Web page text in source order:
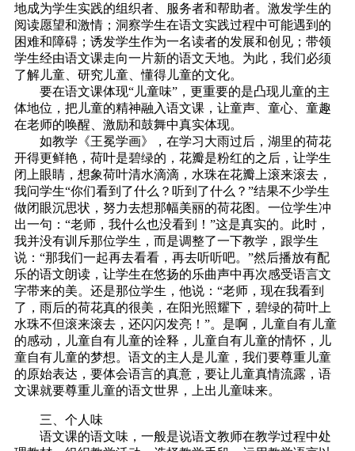
地成为学生实践的组织者、服务者和帮助者。激发学生的
阅读愿望和激情；洞察学生在语文实践过程中可能遇到的
困难和障碍；诱发学生作为一名读者的发展和创见；带领
学生经由语文课走向一片新的语文天地。为此，我们必须
了解儿童、研究儿童、懂得儿童的文化。
要在语文课体现“儿童味”，更重要的是凸现儿童的主
体地位，把儿童的精神融入语文课，让童声、童心、童趣
在老师的唤醒、激励和鼓舞中真实体现。
如教学《王冕学画》，在学习大雨过后，湖里的荷花
开得更鲜艳，荷叶是碧绿的，花瓣是粉红的之后，让学生
闭上眼睛，想象荷叶清水滴滴，水珠在花瓣上滚来滚去，
我问学生“你们看到了什么？听到了什么？”结果不少学生
做闭眼沉思状，努力去想那幅美丽的荷花图。一位学生冲
出一句：“老师，我什么也没看到！”这是真实的。此时，
我并没有训斥那位学生，而是调整了一下教学，跟学生
说：“那我们一起再去看看，再去听听吧。”然后播放有配
乐的语文朗读，让学生在悠扬的乐曲声中再次感受语言文
字带来的美。还是那位学生，他说：“老师，现在我看到
了，雨后的荷花真的很美，在阳光照耀下，碧绿的荷叶上
水珠不但滚来滚去，还闪闪发亮！”。是啊，儿童自有儿童
的感动，儿童自有儿童的诠释，儿童自有儿童的情怀，儿
童自有儿童的梦想。语文的主人是儿童，我们要尊重儿童
的原始表达，要体会语言的真意，要让儿童真情流露，语
文课就要尊重儿童的语文世界，上出儿童味来。
三、个人味
语文课的语文味，一般是说语文教师在教学过程中处